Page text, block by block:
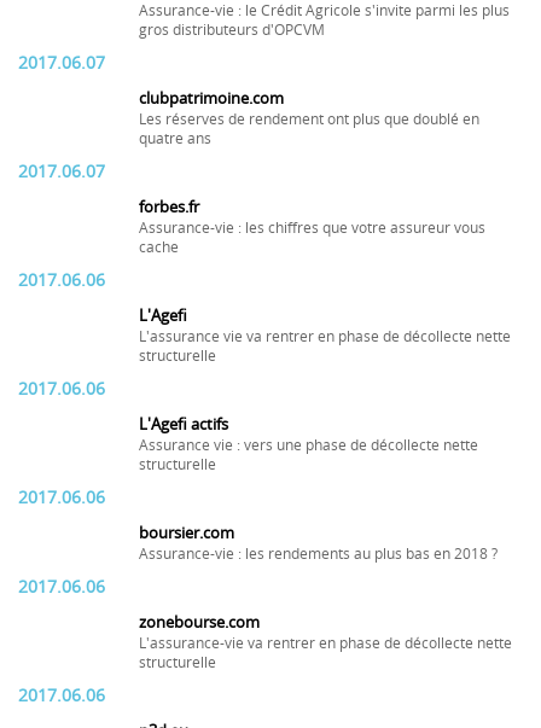
Assurance-vie : le Crédit Agricole s'invite parmi les plus
gros distributeurs d'OPCVM
2017.06.07
clubpatrimoine.com
Les réserves de rendement ont plus que doublé en
quatre ans
2017.06.07
forbes.fr
Assurance-vie : les chiffres que votre assureur vous
cache
2017.06.06
L'Agefi
L'assurance vie va rentrer en phase de décollecte nette
structurelle
2017.06.06
L'Agefi actifs
Assurance vie : vers une phase de décollecte nette
structurelle
2017.06.06
boursier.com
Assurance-vie : les rendements au plus bas en 2018 ?
2017.06.06
zonebourse.com
L'assurance-vie va rentrer en phase de décollecte nette
structurelle
2017.06.06